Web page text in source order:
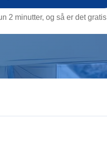
2 minutter, og så er det gratis